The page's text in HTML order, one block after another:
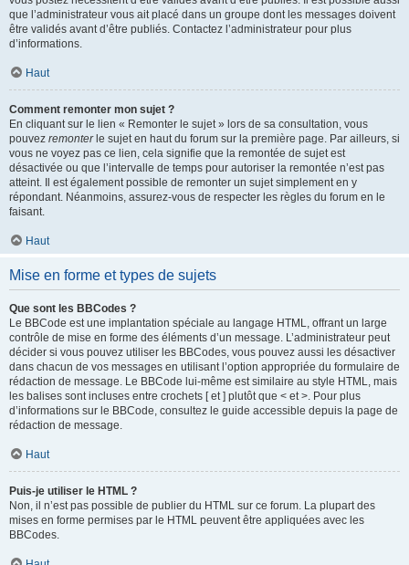
que l’administrateur vous ait placé dans un groupe dont les messages doivent
être validés avant d’être publiés. Contactez l’administrateur pour plus
d’informations.
Haut
Comment remonter mon sujet ?
En cliquant sur le lien « Remonter le sujet » lors de sa consultation, vous
pouvez remonterle sujet en haut du forum sur la première page. Par ailleurs, si
vous ne voyez pas ce lien, cela signifie que la remontée de sujet est
désactivée ou que l’intervalle de temps pour autoriser la remontée n’est pas
atteint. Il est également possible de remonter un sujet simplement en y
répondant. Néanmoins, assurez-vous de respecter les règles du forum en le
faisant.
Haut
Mise en forme et types de sujets
Que sont les BBCodes ?
Le BBCode est une implantation spéciale au langage HTML, offrant un large
contrôle de mise en forme des éléments d’un message. L’administrateur peut
décider si vous pouvez utiliser les BBCodes, vous pouvez aussi les désactiver
dans chacun de vos messages en utilisant l’option appropriée du formulaire de
rédaction de message. Le BBCode lui-même est similaire au style HTML, mais
les balises sont incluses entre crochets [ et ] plutôt que < et >. Pour plus
d’informations sur le BBCode, consultez le guide accessible depuis la page de
rédaction de message.
Haut
Puis-je utiliser le HTML ?
Non, il n’est pas possible de publier du HTML sur ce forum. La plupart des
mises en forme permises par le HTML peuvent être appliquées avec les
BBCodes.